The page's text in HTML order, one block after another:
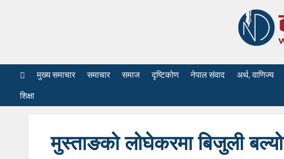
मुख्य समाचार समाचार समाज दृष्टिकोण नेपाल संवाद अर्थ, वाणिज्य
शिक्षा
मुस्ताङको लोघेकरमा बिजुली बल्यो